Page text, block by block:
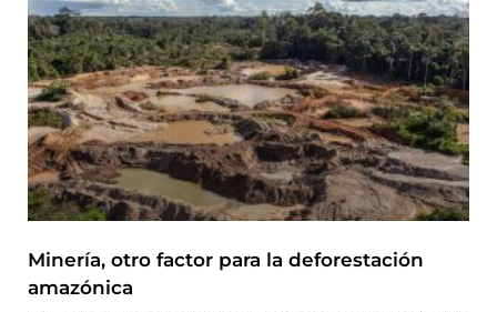
Minería, otro factor para la deforestación
amazónica